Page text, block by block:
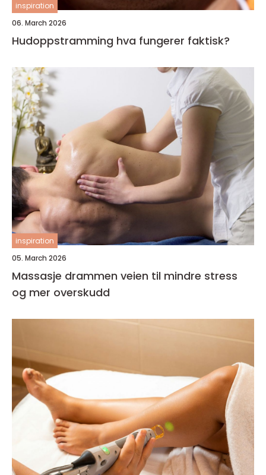
inspiration
06. March 2026
Hudoppstramming hva fungerer faktisk?
inspiration
05. March 2026
Massasje drammen veien til mindre stress
og mer overskudd